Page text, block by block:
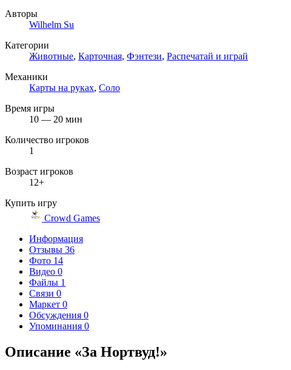
Авторы
Wilhelm Su
Категории
Животные, Карточная, Фэнтези, Распечатай и играй
Механики
Карты на руках, Соло
Время игры
10 — 20 мин
Количество игроков
1
Возраст игроков
12+
Купить игру
Crowd Games
Информация
Отзывы 36
Фото 14
Видео 0
Файлы 1
Связи 0
Маркет 0
Обсуждения 0
Упоминания 0
Описание «За Нортвуд!»